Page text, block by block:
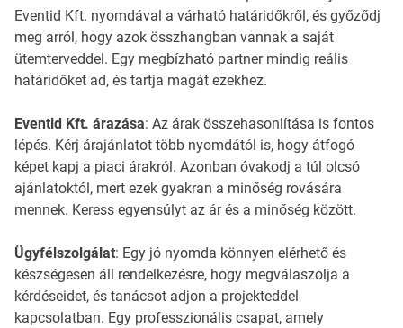
Eventid Kft. nyomdával a várható határidőkről, és győződj
meg arról, hogy azok összhangban vannak a saját
ütemterveddel. Egy megbízható partner mindig reális
határidőket ad, és tartja magát ezekhez.
Eventid Kft. árazása: Az árak összehasonlítása is fontos
lépés. Kérj árajánlatot több nyomdától is, hogy átfogó
képet kapj a piaci árakról. Azonban óvakodj a túl olcsó
ajánlatoktól, mert ezek gyakran a minőség rovására
mennek. Keress egyensúlyt az ár és a minőség között.
Ügyfélszolgálat: Egy jó nyomda könnyen elérhető és
készségesen áll rendelkezésre, hogy megválaszolja a
kérdéseidet, és tanácsot adjon a projekteddel
kapcsolatban. Egy professzionális csapat, amely